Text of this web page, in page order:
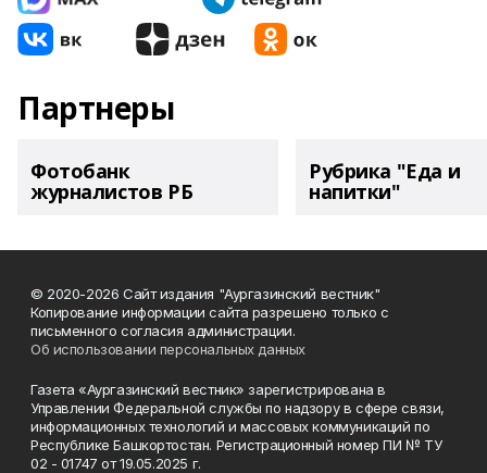
Партнеры
Фотобанк
журналистов РБ
Рубрика "Еда и
напитки"
© 2020-2026 Сайт издания "Аургазинский вестник"
Копирование информации сайта разрешено только с
письменного согласия администрации.
Об использовании персональных данных
Газета «Аургазинский вестник» зарегистрирована в
Управлении Федеральной службы по надзору в сфере связи,
информационных технологий и массовых коммуникаций по
Республике Башкортостан. Регистрационный номер ПИ № ТУ
02 - 01747 от 19.05.2025 г.